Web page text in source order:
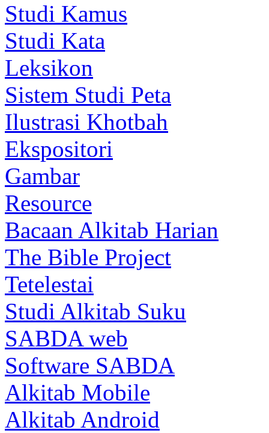
Studi Kamus
Studi Kata
Leksikon
Sistem Studi Peta
Ilustrasi Khotbah
Ekspositori
Gambar
Resource
Bacaan Alkitab Harian
The Bible Project
Tetelestai
Studi Alkitab Suku
SABDA web
Software SABDA
Alkitab Mobile
Alkitab Android